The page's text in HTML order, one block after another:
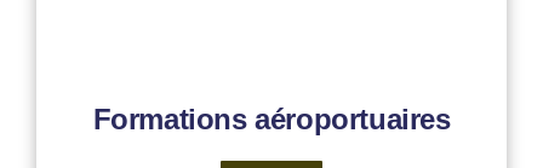
Formations aéroportuaires